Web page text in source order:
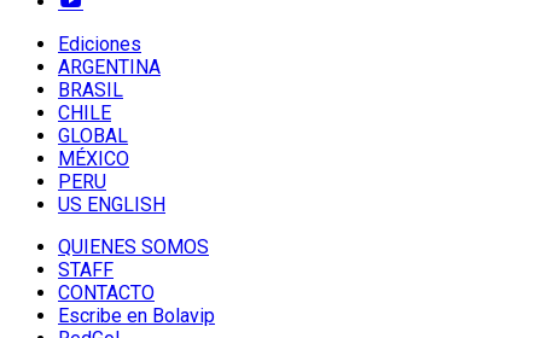
Ediciones
ARGENTINA
BRASIL
CHILE
GLOBAL
MÉXICO
PERU
US ENGLISH
QUIENES SOMOS
STAFF
CONTACTO
Escribe en Bolavip